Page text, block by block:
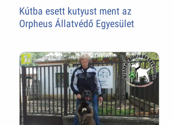
Kútba esett kutyust ment az
Orpheus Állatvédő Egyesület